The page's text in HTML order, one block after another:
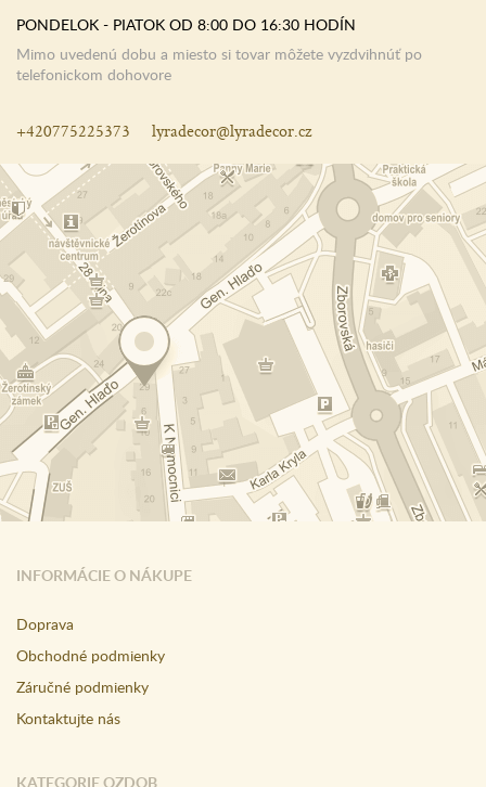
INFORMÁCIE O NÁKUPE
Doprava
Obchodné podmienky
Záručné podmienky
Kontaktujte nás
KATEGORIE OZDOB
PONDELOK - PIATOK OD 8:00 DO 16:30 HODÍN
Mimo uvedenú dobu a miesto si tovar môžete vyzdvihnúť po
telefonickom dohovore
+420775225373 lyradecor@lyradecor.cz